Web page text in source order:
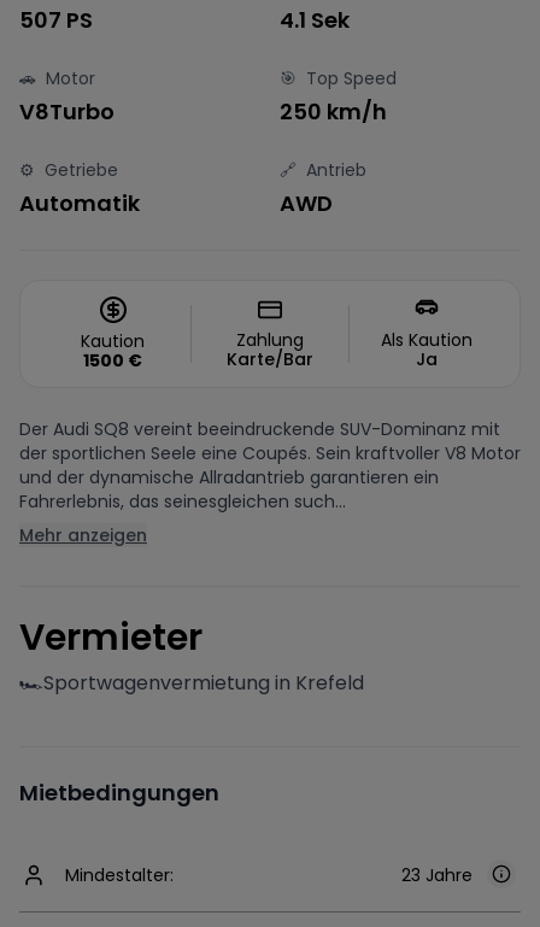
507 PS 4.1 Sek
🚗 Motor
V8Turbo
🎯 Top Speed
250 km/h
⚙️ Getriebe
Automatik
🔗 Antrieb
AWD
Kaution
1500 €
Zahlung
Karte/Bar
Als Kaution
Ja
Der Audi SQ8 vereint beeindruckende SUV-Dominanz mit
der sportlichen Seele eine Coupés. Sein kraftvoller V8 Motor
und der dynamische Allradantrieb garantieren ein
Fahrerlebnis, das seinesgleichen such...
Mehr anzeigen
Vermieter
🏎️Sportwagenvermietung in Krefeld
Mietbedingungen
Mindestalter: 23 Jahre